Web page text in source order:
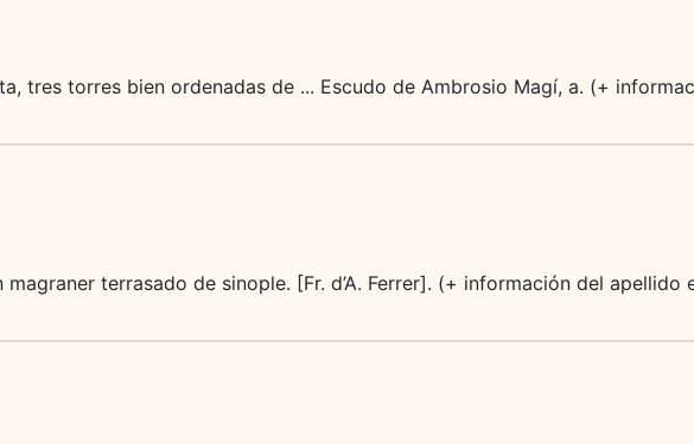
tres torres bien ordenadas de ... Escudo de Ambrosio Magí, a. (+
magraner terrasado de sinople. [Fr. d’A. Ferrer]. (+ información del apellido